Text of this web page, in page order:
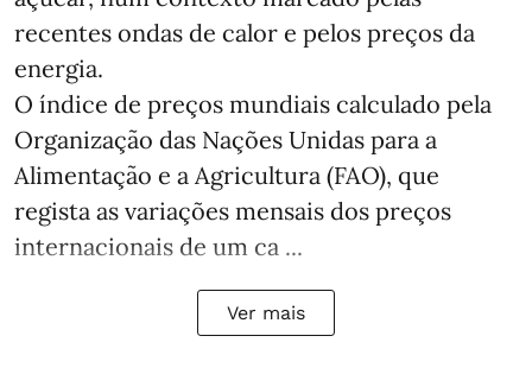
recentes ondas de calor e pelos preços da
energia.
O índice de preços mundiais calculado pela
Organização das Nações Unidas para a
Alimentação e a Agricultura (FAO), que
regista as variações mensais dos preços
internacionais de um ca ...
Ver mais